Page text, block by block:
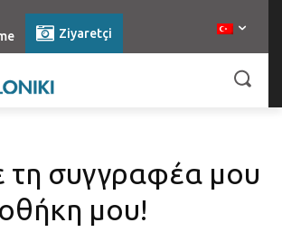
Ziyaretçi
τη συγγραφέα μου
μου!